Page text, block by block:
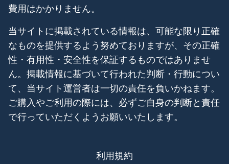
費用はかかりません。
当サイトに掲載されている情報は、可能な限り正確
なものを提供するよう努めておりますが、その正確
性・有用性・安全性を保証するものではありませ
ん。掲載情報に基づいて行われた判断・行動につい
て、当サイト運営者は一切の責任を負いかねます。
ご購入やご利用の際には、必ずご自身の判断と責任
で行っていただくようお願いいたします。
利用規約